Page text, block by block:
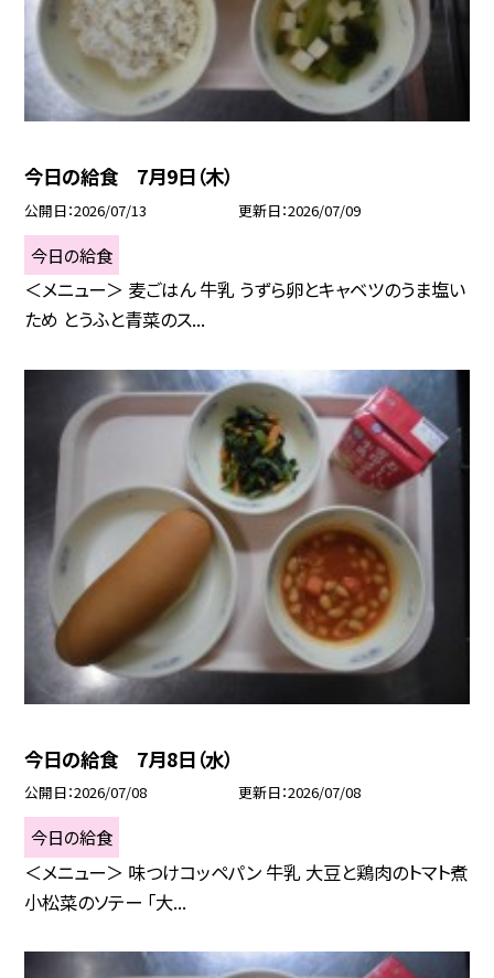
今日の給食 7月9日（木）
公開日 2026/07/13 更新日 2026/07/09
今日の給食
＜メニュー＞ 麦ごはん 牛乳 うずら卵とキャベツのうま塩い
ため とうふと青菜のス...
今日の給食 7月8日（水）
公開日 2026/07/08 更新日 2026/07/08
今日の給食
＜メニュー＞ 味つけコッペパン 牛乳 大豆と鶏肉のトマト煮
小松菜のソテー 「大...